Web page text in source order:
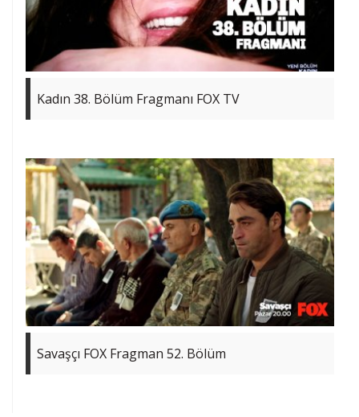
Kadın 38. Bölüm Fragmanı FOX TV
Savaşçı FOX Fragman 52. Bölüm